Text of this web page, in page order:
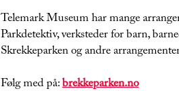
Telemark Museum har mange
Parkdetektiv, verksteder for barn,
Skrekkeparken og andre
Følg med på:brekkeparken.no